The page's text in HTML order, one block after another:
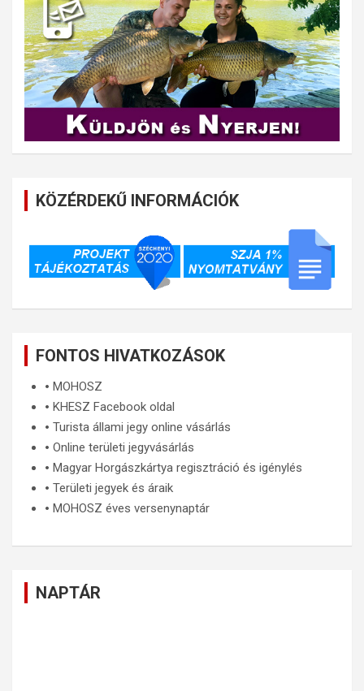
KÖZÉRDEKŰ INFORMÁCIÓK
FONTOS HIVATKOZÁSOK
🞄 MOHOSZ
🞄 KHESZ Facebook oldal
🞄 Turista állami jegy online vásárlás
🞄 Online területi jegyvásárlás
🞄 Magyar Horgászkártya regisztráció és igénylés
🞄 Területi jegyek és áraik
🞄 MOHOSZ éves versenynaptár
NAPTÁR